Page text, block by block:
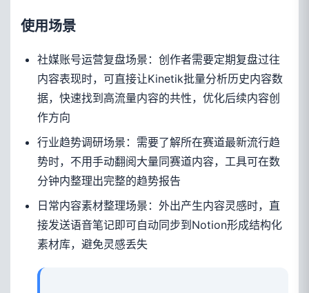
使用场景
社媒账号运营复盘场景：创作者需要定期复盘过往
内容表现时，可直接让Kinetik批量分析历史内容数
据，快速找到高流量内容的共性，优化后续内容创
作方向
行业趋势调研场景：需要了解所在赛道最新流行趋
势时，不用手动翻阅大量同赛道内容，工具可在数
分钟内整理出完整的趋势报告
日常内容素材整理场景：外出产生内容灵感时，直
接发送语音笔记即可自动同步到Notion形成结构化
素材库，避免灵感丢失